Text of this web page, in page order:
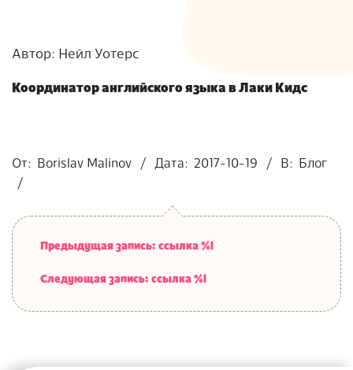
Автор: Нейл Уотерс
Координатор английского языка в Лаки Кидс
10-
19
От: Borislav Malinov Дата: 2017-10-19 В: Блог
Предыдущая запись: ссылка %l
Следующая запись: ссылка %l